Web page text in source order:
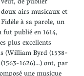
airs musicaux et
à sa parole, un
publié en 1614,
plus excellents
(William Byrd (1538-
1626)…) ont, par